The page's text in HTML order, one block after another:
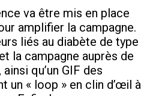
va être mis en place
amplifier la campagne.
liés au diabète de type
la campagne auprès de
qu’un GIF des
un « loop » en clin d’œil à